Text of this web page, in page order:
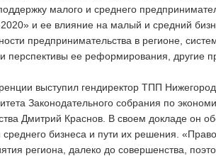
малого и среднего
2020» и ее влияние на малый и средний
предпринимательства в регионе,
и перспективы ее реформирования, другие
выступил гендиректор ТПП
Законодательного собрания по
Дмитрий Краснов. В своем докладе он
среднего бизнеса и пути их решения.
региона, далеко до совершенства,